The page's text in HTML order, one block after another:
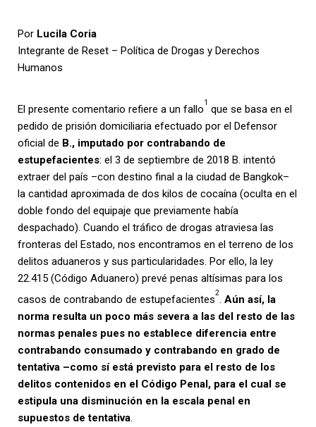
Por Lucila Coria
Integrante de Reset – Política de Drogas y Derechos
Humanos
El presente comentario refiere a un fallo
1
que se basa en el
pedido de prisión domiciliaria efectuado por el Defensor
oficial de B., imputado por contrabando de
estupefacientes: el 3 de septiembre de 2018 B. intentó
extraer del país –con destino final a la ciudad de Bangkok–
la cantidad aproximada de dos kilos de cocaína (oculta en el
doble fondo del equipaje que previamente había
despachado). Cuando el tráfico de drogas atraviesa las
fronteras del Estado, nos encontramos en el terreno de los
delitos aduaneros y sus particularidades. Por ello, la ley
22.415 (Código Aduanero) prevé penas altísimas para los
casos de contrabando de estupefacientes
2
Aún así, la
norma resulta un poco más severa a las del resto de las
normas penales pues no establece diferencia entre
contrabando consumado y contrabando en grado de
tentativa –como sí está previsto para el resto de los
delitos contenidos en el Código Penal, para el cual se
estipula una disminución en la escala penal en
supuestos de tentativa